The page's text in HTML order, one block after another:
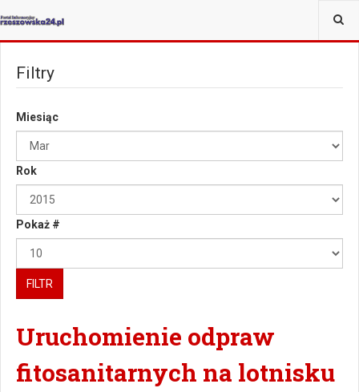
JESTEŚ TUTAJ:
Filtry
Miesiąc
Rok
Pokaż #
FILTR
Uruchomienie odpraw
fitosanitarnych na lotnisku